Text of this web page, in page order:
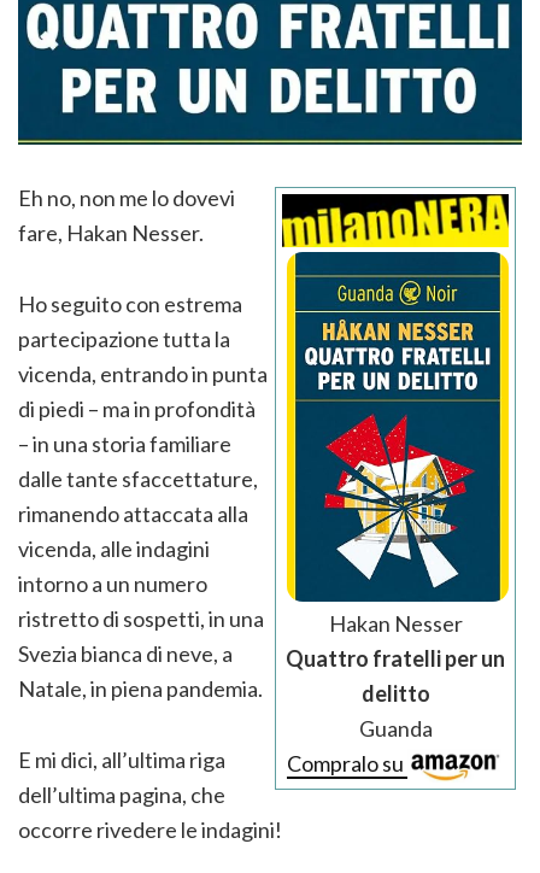
Hakan Nesser
Quattro fratelli per un
delitto
Guanda
Compralo su
Eh no, non me lo dovevi
fare, Hakan Nesser.
Ho seguito con estrema
partecipazione tutta la
vicenda, entrando in punta
di piedi – ma in profondità
– in una storia familiare
dalle tante sfaccettature,
rimanendo attaccata alla
vicenda, alle indagini
intorno a un numero
ristretto di sospetti, in una
Svezia bianca di neve, a
Natale, in piena pandemia.
E mi dici, all’ultima riga
dell’ultima pagina, che
occorre rivedere le indagini!